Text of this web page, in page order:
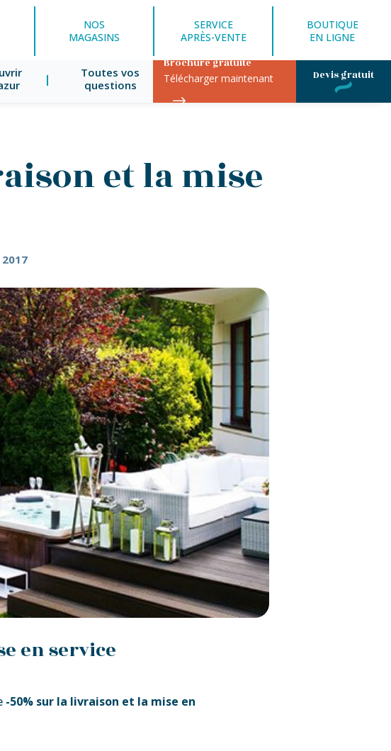
NOS
MAGASINS
SERVICE
APRÈS-VENTE
BOUTIQUE
EN LIGNE
Toutes vos
questions
Brochure gratuite
Télécharger maintenant Devis gratuit
et la mise
en service
-50% sur la livraison et la mise en